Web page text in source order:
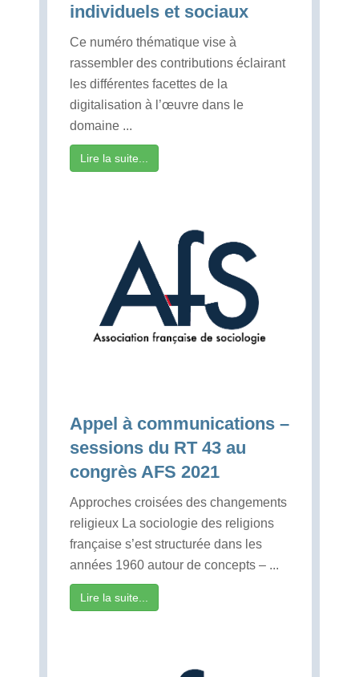
individuels et sociaux
Ce numéro thématique vise à
rassembler des contributions éclairant
les différentes facettes de la
digitalisation à l’œuvre dans le
domaine ...
Lire la suite...
Appel à communications –
sessions du RT 43 au
congrès AFS 2021
Approches croisées des changements
religieux La sociologie des religions
française s’est structurée dans les
années 1960 autour de concepts – ...
Lire la suite...